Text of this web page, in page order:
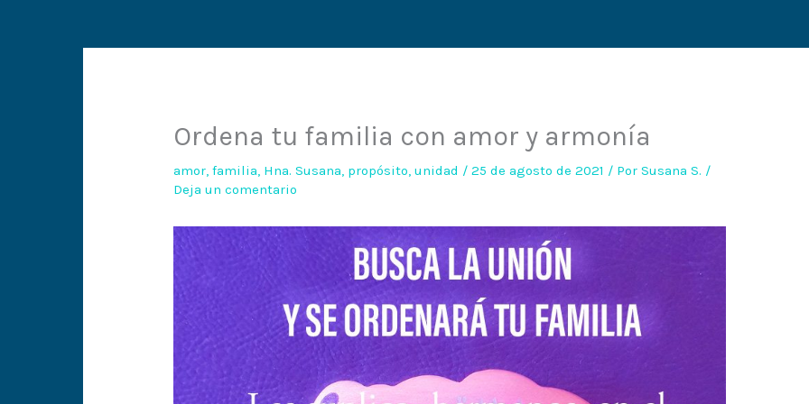
Ordena tu familia con amor y armonía
amor,familia, Hna. Susana, propósito,unidad /25 de agosto de 2021 / PorSusana S. /
Deja un comentario